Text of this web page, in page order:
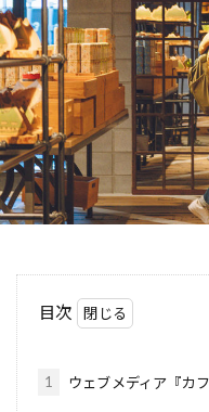
目次
1 ウェブメディア『カ